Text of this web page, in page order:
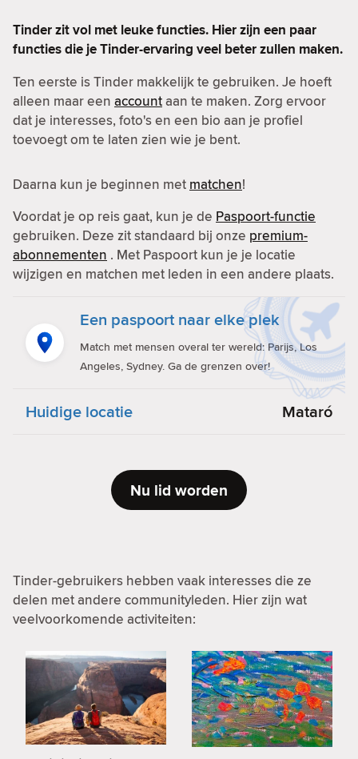
Tinder zit vol met leuke functies. Hier zijn een paar
functies die je Tinder-ervaring veel beter zullen maken.
Ten eerste is Tinder makkelijk te gebruiken. Je hoeft
alleen maar een accountaan te maken. Zorg ervoor
dat je interesses, foto's en een bio aan je profiel
toevoegt om te laten zien wie je bent.
Daarna kun je beginnen met matchen!
Voordat je op reis gaat, kun je de Paspoort-functie
gebruiken. Deze zit standaard bij onze premium-
abonnementen . Met Paspoort kun je je locatie
wijzigen en matchen met leden in een andere plaats.
Een paspoort naar elke plek
Match met mensen overal ter wereld: Parijs, Los
Angeles, Sydney. Ga de grenzen over!
Huidige locatie Mataró
Nu lid worden
Tinder-gebruikers hebben vaak interesses die ze
delen met andere communityleden. Hier zijn wat
veelvoorkomende activiteiten: